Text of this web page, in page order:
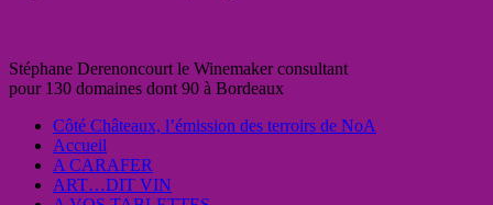
Stéphane Derenoncourt le Winemaker consultant
pour 130 domaines dont 90 à Bordeaux
Côté Châteaux, l’émission des terroirs de NoA
Accueil
A CARAFER
ART…DIT VIN